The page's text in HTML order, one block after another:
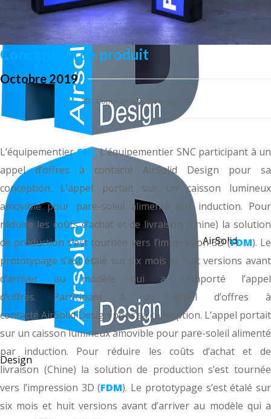
AirSolid
Design
Conception de produit
Octobre 2019
3D Commandes Conception
L’équipementierSNCL’équipementier SNC participant à un
appel d’offres à contacté AirSolid Design pour sa
conception. L’appel portait sur un caisson lumineux
amovible pour pare-soleil alimenté par induction. Pour
réduire les coûts d’achat et de livraison (Chine) la solution
de production s’est tournée vers l’impression 3D(FDM). Le
prototypage s’est étalé sur six mois et huit versions avant
d’arriver au modèle qui a remporté l’appel
d’offres. Participant à un appel d’offres à
contacté AirSolidDesign pour sa conception. L’appel portait
sur un caisson lumineux amovible pour pare-soleil alimenté
par induction. Pour réduire les coûts d’achat et de
livraison (Chine) la solution de production s’est tournée
vers l’impression 3D(FDM). Le prototypage s’est étalé sur
six mois et huit versions avant d’arriver au modèle qui a